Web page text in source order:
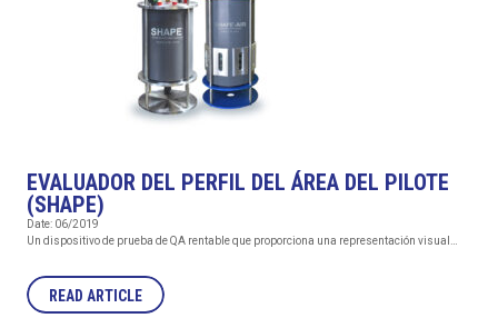
EVALUADOR DEL PERFIL DEL ÁREA DEL PILOTE
(SHAPE)
Date: 06/2019
Un dispositivo de prueba de QA rentable que proporciona una representación visual…
READ ARTICLE